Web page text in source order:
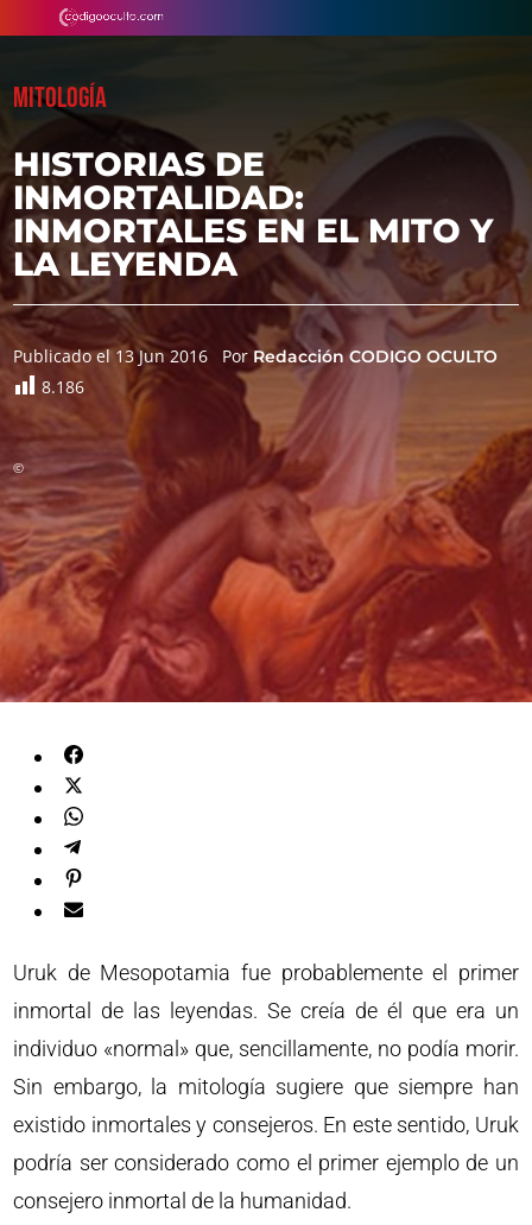
MITOLOGÍA
HISTORIAS DE
INMORTALIDAD:
INMORTALES EN EL MITO Y
LA LEYENDA
Publicado el 13 Jun 2016 Por Redacción CODIGO OCULTO
8.186
©
Uruk de Mesopotamia fue probablemente el primer
inmortal de las leyendas. Se creía de él que era un
individuo «normal» que, sencillamente, no podía morir.
Sin embargo, la mitología sugiere que siempre han
existido inmortales y consejeros. En este sentido, Uruk
podría ser considerado como el primer ejemplo de un
consejero inmortal de la humanidad.